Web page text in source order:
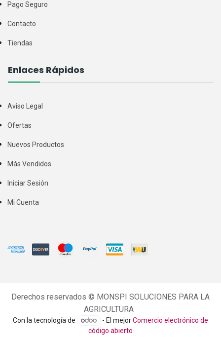
Pago Seguro
Contacto
Tiendas
Enlaces Rápidos
Aviso Legal
Ofertas
Nuevos Productos
Más Vendidos
Iniciar Sesión
Mi Cuenta
Derechos reservados © MONSPI SOLUCIONES PARA LA
AGRICULTURA
Con la tecnología de - El mejorComercio electrónico de
código abierto